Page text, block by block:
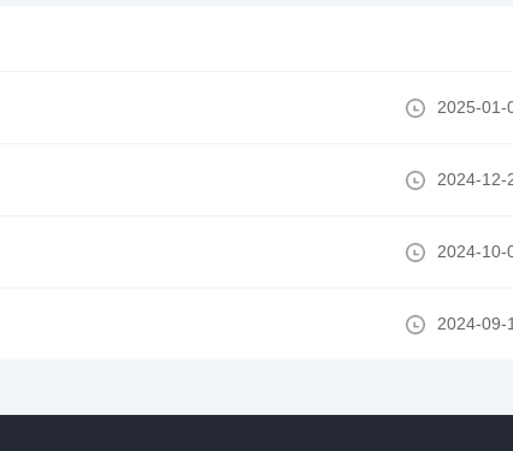
2025-01-
2024-12-
2024-10-
2024-09-